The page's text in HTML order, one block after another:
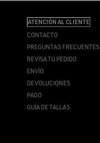
ATENCIÓN AL CLIENTE
CONTACTO
PREGUNTAS FRECUENTES
REVISA TU PEDIDO
ENVÍO
DEVOLUCIONES
PAGO
GUÍA DE TALLAS